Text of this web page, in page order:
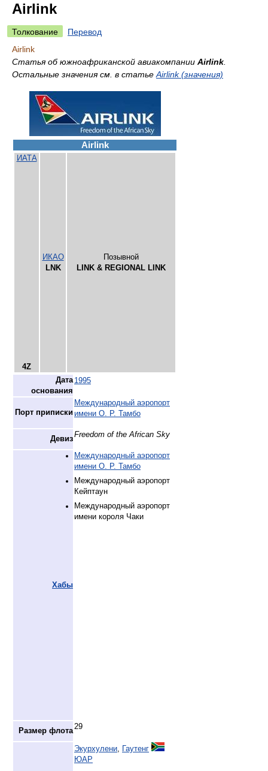
Airlink
Толкование
Перевод
Airlink
Статья об южноафриканской авиакомпании Airlink
Остальные значения см. в статье Airlink (значения)
Airlink
ИАТА
4Z
ИКАО
LNK
Позывной
LINK & REGIONAL LINK
Дата
основания
1995
Порт приписки
Международный аэропорт
имени О. Р. Тамбо
ДевизFreedom of the African Sky
Хабы
Международный аэропорт
имени О. Р. Тамбо
Международный аэропорт
Кейптаун
Международный аэропорт
имени короля Чаки
Размер флота29
Экурхулени,
Гаутенг
ЮАР